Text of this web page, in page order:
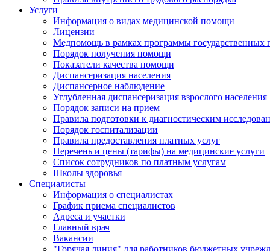
Услуги
Информация о видах медицинской помощи
Лицензии
Медпомощь в рамках программы государственных
Порядок получения помощи
Показатели качества помощи
Диспансеризация населения
Диспансерное наблюдение
Углубленная диспансеризация взрослого населения
Порядок записи на прием
Правила подготовки к диагностическим
Порядок госпитализации
Правила предоставления платных услуг
Перечень и цены (тарифы) на медицинские услуги
Список сотрудников по платным услугам
Школы здоровья
Специалисты
Информация о специалистах
График приема специалистов
Адреса и участки
Главный врач
Вакансии
"Горячая линия" для работников бюджетных